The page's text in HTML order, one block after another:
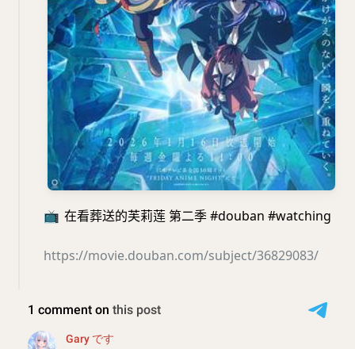
📺 在看葬送的芙莉莲 第二季 #douban #watching
https://movie.douban.com/subject/36829083/